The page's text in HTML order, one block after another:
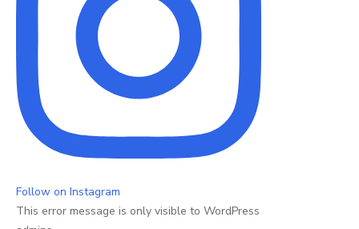
Follow on Instagram
This error message is only visible to WordPress